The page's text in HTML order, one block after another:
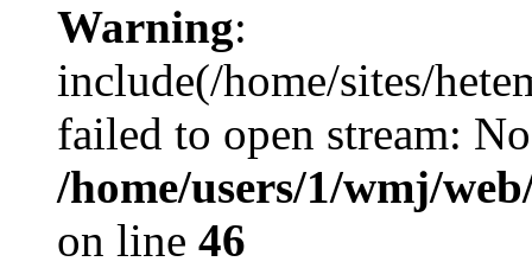
Warning:
include(/home/sites/
failed to open stream:
/home/users/1/wmj/
on line 46